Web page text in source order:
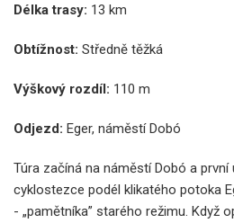
Délka trasy: 13 km
Obtížnost: Středně těžká
Výškový rozdíl: 110 m
Odjezd: Eger, náměstí Dobó
Túra začíná na náměstí Dobó a první
cyklostezce podél klikatého potoka
- „pamětníka” starého režimu. Když